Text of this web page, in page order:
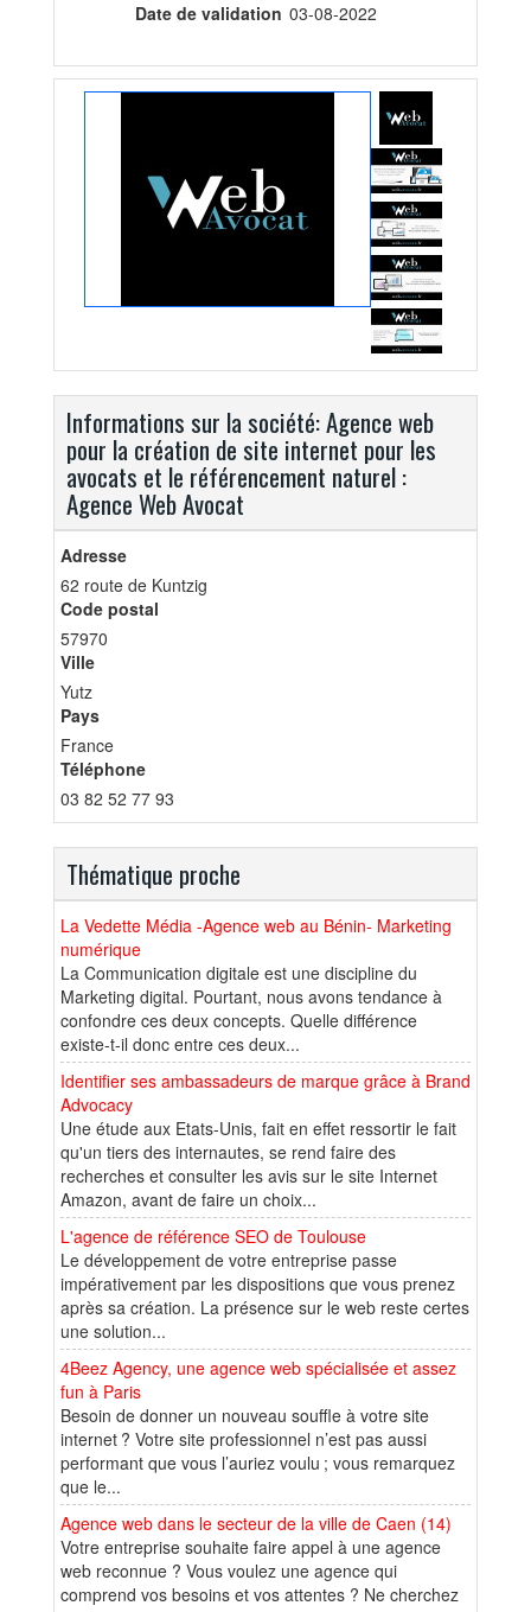
Date de validation 03-08-2022
Informations sur la société: Agence web
pour la création de site internet pour les
avocats et le référencement naturel :
Agence Web Avocat
Adresse
62 route de Kuntzig
Code postal
57970
Ville
Yutz
Pays
France
Téléphone
03 82 52 77 93
Thématique proche
La Vedette Média -Agence web au Bénin- Marketing
numérique
La Communication digitale est une discipline du
Marketing digital. Pourtant, nous avons tendance à
confondre ces deux concepts. Quelle différence
existe-t-il donc entre ces deux...
Identifier ses ambassadeurs de marque grâce à Brand
Advocacy
Une étude aux Etats-Unis, fait en effet ressortir le fait
qu'un tiers des internautes, se rend faire des
recherches et consulter les avis sur le site Internet
Amazon, avant de faire un choix...
L'agence de référence SEO de Toulouse
Le développement de votre entreprise passe
impérativement par les dispositions que vous prenez
après sa création. La présence sur le web reste certes
une solution...
4Beez Agency, une agence web spécialisée et assez
fun à Paris
Besoin de donner un nouveau souffle à votre site
internet ? Votre site professionnel n’est pas aussi
performant que vous l’auriez voulu ; vous remarquez
que le...
Agence web dans le secteur de la ville de Caen (14)
Votre entreprise souhaite faire appel à une agence
web reconnue ? Vous voulez une agence qui
comprend vos besoins et vos attentes ? Ne cherchez